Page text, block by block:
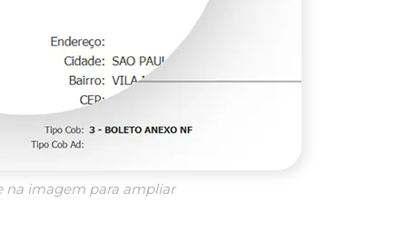
na imagem para ampliar